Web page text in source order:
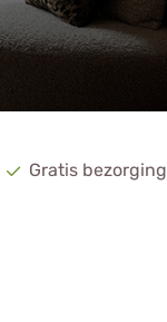
Gratis bezorging